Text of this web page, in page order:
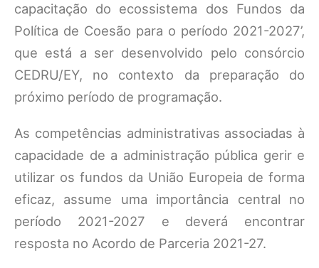
capacitação do ecossistema dos Fundos da
Política de Coesão para o período 2021-2027’,
que está a ser desenvolvido pelo consórcio
CEDRU/EY, no contexto da preparação do
próximo período de programação.
As competências administrativas associadas à
capacidade de a administração pública gerir e
utilizar os fundos da União Europeia de forma
eficaz, assume uma importância central no
período 2021-2027 e deverá encontrar
resposta no Acordo de Parceria 2021-27.